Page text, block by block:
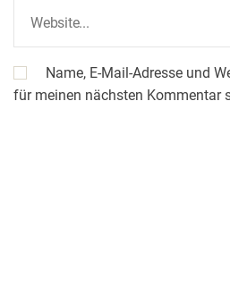
Name, E-Mail-Adresse und
für meinen nächsten Kommentar